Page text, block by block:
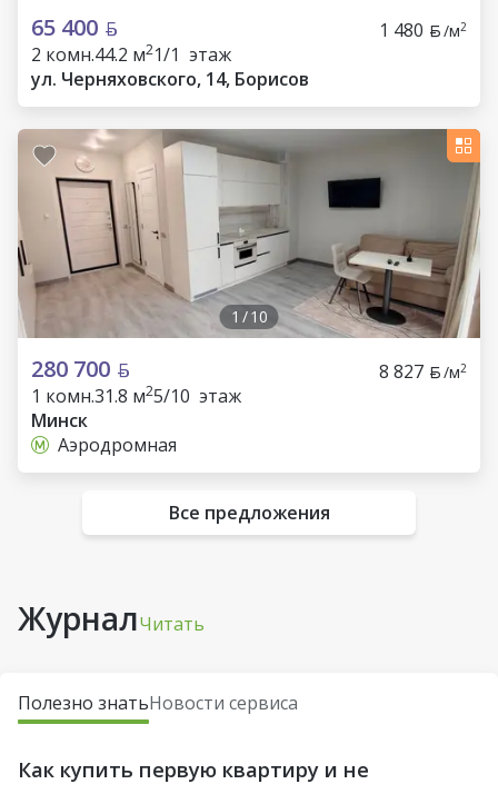
65 400 1 480 /м2
2 комн.44.2 м21/1 этаж
ул. Черняховского, 14, Борисов
1 /10
280 700 8 827 /м2
1 комн.31.8 м25/10 этаж
Минск
Аэродромная
Все предложения
ЖурналЧитать
Полезно знатьНовости сервиса
Как купить первую квартиру и не